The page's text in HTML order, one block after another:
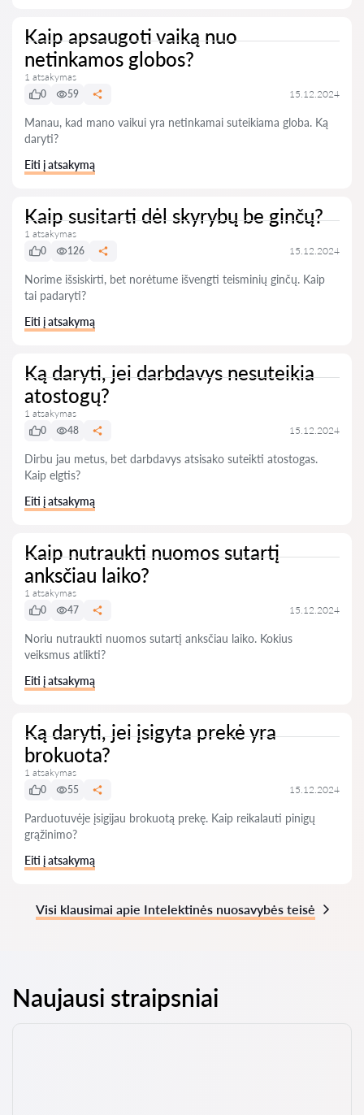
Kaip apsaugoti vaiką nuo
netinkamos globos?
1 atsakymas
0
59 15.12.2024
Manau, kad mano vaikui yra netinkamai suteikiama globa. Ką
daryti?
Eiti į atsakymą
Kaip susitarti dėl skyrybų be ginčų?
1 atsakymas
0
126 15.12.2024
Norime išsiskirti, bet norėtume išvengti teisminių ginčų. Kaip
tai padaryti?
Eiti į atsakymą
Ką daryti, jei darbdavys nesuteikia
atostogų?
1 atsakymas
0
48 15.12.2024
Dirbu jau metus, bet darbdavys atsisako suteikti atostogas.
Kaip elgtis?
Eiti į atsakymą
Kaip nutraukti nuomos sutartį
anksčiau laiko?
1 atsakymas
0
47 15.12.2024
Noriu nutraukti nuomos sutartį anksčiau laiko. Kokius
veiksmus atlikti?
Eiti į atsakymą
Ką daryti, jei įsigyta prekė yra
brokuota?
1 atsakymas
0
55 15.12.2024
Parduotuvėje įsigijau brokuotą prekę. Kaip reikalauti pinigų
grąžinimo?
Eiti į atsakymą
Visi klausimai apie Intelektinės nuosavybės teisė
Naujausi straipsniai